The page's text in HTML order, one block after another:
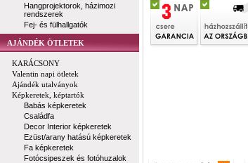
Hangprojektorok, házimozi
rendszerek
Fej- és fülhallgatók
AJÁNDÉK ÖTLETEK
KARÁCSONY
Valentin napi ötletek
Ajándék utalványok
Képkeretek, képtartók
Babás képkeretek
Családfa
Decor Interior képkeretek
Ezüst/arany hatású képkeretek
Fa képkeretek
Fotócsipeszek és fotóhuzalok